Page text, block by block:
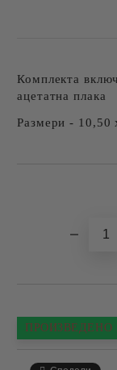
Комплекта
ацетатна плака
Размери - 10,50
ПРОИЗВЕДЕНО